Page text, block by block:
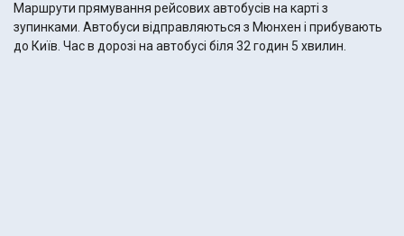
Маршрути прямування рейсових автобусів на карті з
зупинками. Автобуси відправляються з Мюнхен і прибувають
до Київ. Час в дорозі на автобусі біля 32 годин 5 хвилин.